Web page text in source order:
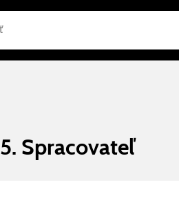
5. Spracovateľ